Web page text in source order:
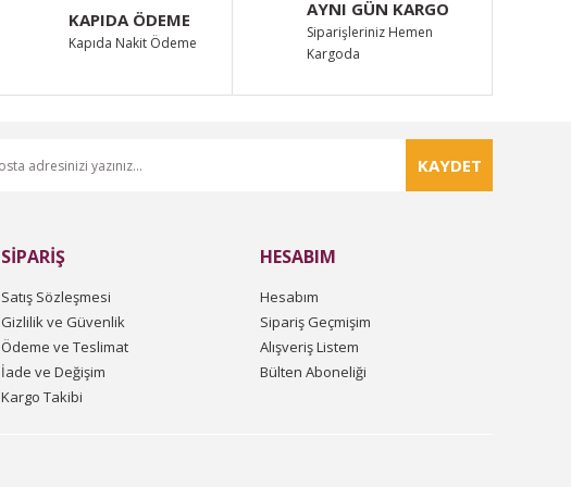
KAPIDA ÖDEME
Kapıda Nakit Ödeme
AYNI GÜN KARGO
Siparişleriniz Hemen
Kargoda
KAYDET
SİPARİŞ
Satış Sözleşmesi
Gizlilik ve Güvenlik
Ödeme ve Teslimat
İade ve Değişim
Kargo Takibi
HESABIM
Hesabım
Sipariş Geçmişim
Alışveriş Listem
Bülten Aboneliği